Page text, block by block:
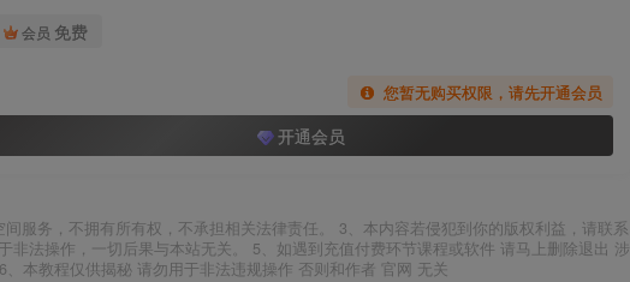
会员 免费
您暂无购买权限，请先开通会员
开通会员
服务，不拥有所有权，不承担相关法律责任。 3、本内容若侵犯到你的版权利益，请联系
法操作，一切后果与本站无关。 5、如遇到充值付费环节课程或软件 请马上删除退出 涉
本教程仅供揭秘 请勿用于非法违规操作 否则和作者 官网 无关